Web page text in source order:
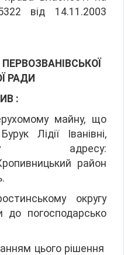
від 14.11.2003
ПЕРВОЗВАНІВСЬКОЇ
РАДИ
:
майну, що
Лідії Іванівні,
адресу:
район
округу
до погосподарсько
цього рішення